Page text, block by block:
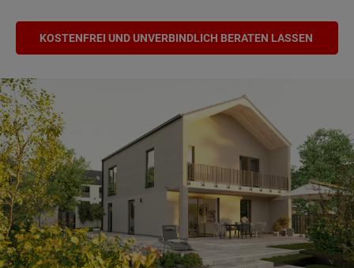
KOSTENFREI UND UNVERBINDLICH BERATEN LASSEN